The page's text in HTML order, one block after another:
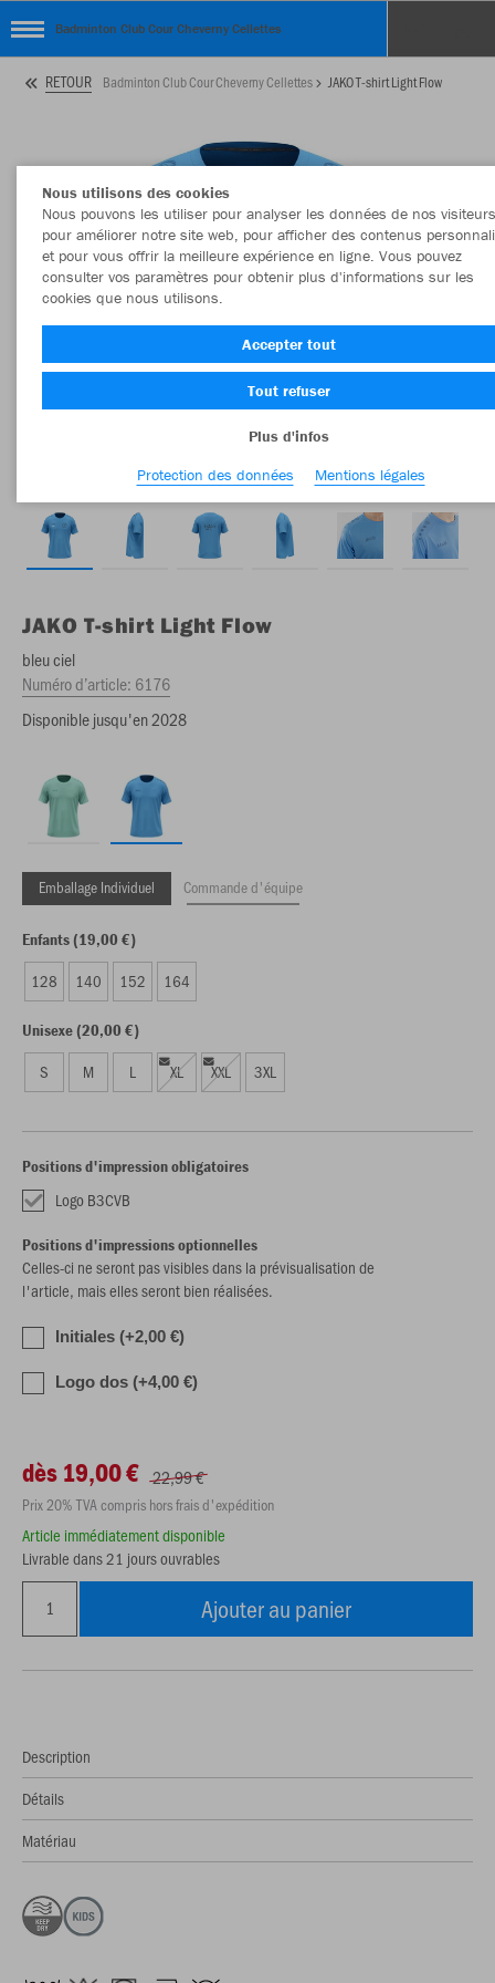
Badminton Club Cour Cheverny Cellettes
RETOUR Badminton Club Cour Cheverny Cellettes JAKO T-shirt Light Flow
JAKO T-shirt Light Flow
bleu ciel
Numéro d’article: 6176
Disponible jusqu'en 2028
Emballage Individuel Commande d'équipe
Enfants (19,00 €)
128 140 152 164
Unisexe (20,00 €)
S M L XL XXL 3XL
Positions d'impression obligatoires
Logo B3CVB
Positions d'impressions optionnelles
Celles-ci ne seront pas visibles dans la prévisualisation de
l'article, mais elles seront bien réalisées.
Initiales (+2,00 €)
Logo dos (+4,00 €)
dès 19,00 € 22,99 €
Prix 20% TVA compris hors frais d'expédition
Article immédiatement disponible
Livrable dans 21 jours ouvrables
Ajouter au panier
Description
Détails
Matériau
Nous utilisons des cookies
Nous pouvons les utiliser pour analyser les données de nos
pour améliorer notre site web, pour afficher des contenus
et pour vous offrir la meilleure expérience en ligne. Vous pouvez
consulter vos paramètres pour obtenir plus d'informations sur les
cookies que nous utilisons.
Accepter tout
Tout refuser
Plus d'infos
Protection des données
Mentions légales